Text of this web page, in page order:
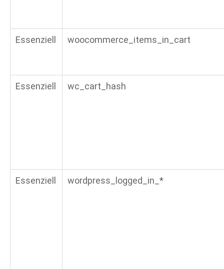
Essenziell woocommerce_items_in_cart
Essenziell wc_cart_hash
Essenziell wordpress_logged_in_*